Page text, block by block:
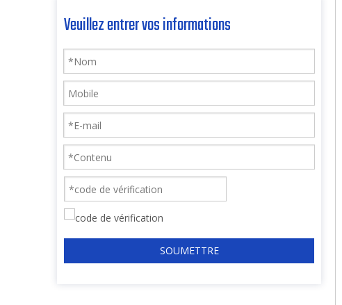
Veuillez entrer vos informations
SOUMETTRE